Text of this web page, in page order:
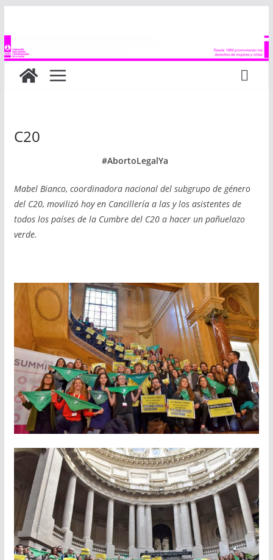
contenido
C20
#AbortoLegalYa
Mabel Bianco, coordinadora nacional del subgrupo de género
del C20, movilizó hoy en Cancillería a las y los asistentes de
todos los países de la Cumbre del C20 a hacer un pañuelazo
verde.